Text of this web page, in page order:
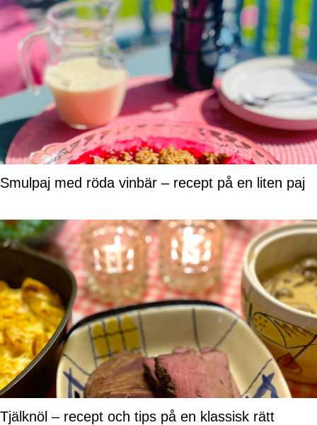
Smulpaj med röda vinbär – recept på en liten paj
Tjälknöl – recept och tips på en klassisk rätt